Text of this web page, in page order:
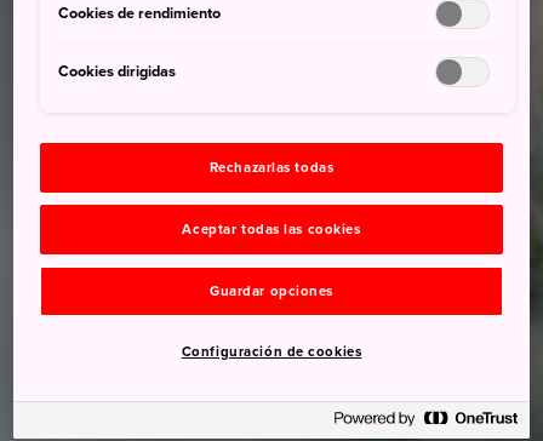
Cookies de rendimiento
Cookies dirigidas
Rechazarlas todas
Aceptar todas las cookies
Guardar opciones
Configuración de cookies